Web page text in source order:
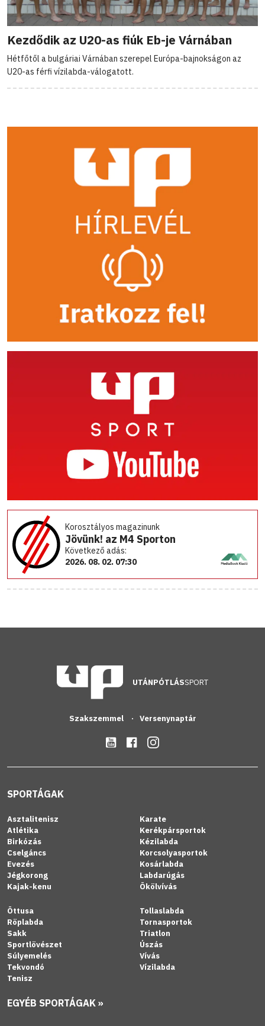
Kezdődik az U20-as fiúk Eb-je Várnában
Hétfőtől a bulgáriai Várnában szerepel Európa-bajnokságon az
U20-as férfi vízilabda-válogatott.
Korosztályos magazinunk
Jövünk! az M4 Sporton
Következő adás:
2026. 08. 02. 07:30
UTÁNPÓTLÁSSPORT
Szakszemmel Versenynaptár
SPORTÁGAK
Asztalitenisz
Atlétika
Birkózás
Cselgáncs
Evezés
Jégkorong
Kajak-kenu
Karate
Kerékpársportok
Kézilabda
Korcsolyasportok
Kosárlabda
Labdarúgás
Ökölvívás
Öttusa
Röplabda
Sakk
Sportlövészet
Súlyemelés
Tekvondó
Tenisz
Tollaslabda
Tornasportok
Triatlon
Úszás
Vívás
Vízilabda
EGYÉB SPORTÁGAK »